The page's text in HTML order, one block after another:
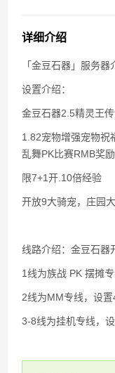
详细介绍
「金豆石器」服务器
设置介绍：
金豆石器2.5精灵王
1.82宠物增强宠物祝
乱舞PK比赛RMB奖
限7+1开.10倍经验
开放9大骑宠，庄园
线路介绍：金豆石器
1线为族战 PK 摆摊
2线为MM专线，设置
3-8线为挂机专线，